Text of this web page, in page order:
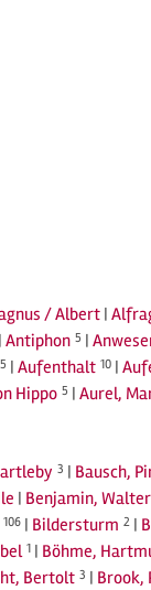
/ Albert |
| Antiphon 5 |
5 | Aufenthalt 10 |
Hippo 5 | Aurel,
3 | Bausch,
| Benjamin, Walter
106 | Bildersturm 2 |
1 | Böhme,
Bertolt 3 | Brook,